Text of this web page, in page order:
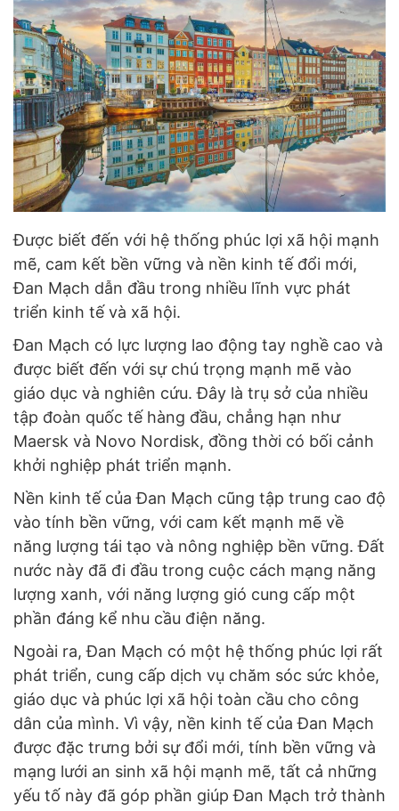
Được biết đến với hệ thống phúc lợi xã hội mạnh
mẽ, cam kết bền vững và nền kinh tế đổi mới,
Đan Mạch dẫn đầu trong nhiều lĩnh vực phát
triển kinh tế và xã hội.
Đan Mạch có lực lượng lao động tay nghề cao và
được biết đến với sự chú trọng mạnh mẽ vào
giáo dục và nghiên cứu. Đây là trụ sở của nhiều
tập đoàn quốc tế hàng đầu, chẳng hạn như
Maersk và Novo Nordisk, đồng thời có bối cảnh
khởi nghiệp phát triển mạnh.
Nền kinh tế của Đan Mạch cũng tập trung cao độ
vào tính bền vững, với cam kết mạnh mẽ về
năng lượng tái tạo và nông nghiệp bền vững. Đất
nước này đã đi đầu trong cuộc cách mạng năng
lượng xanh, với năng lượng gió cung cấp một
phần đáng kể nhu cầu điện năng.
Ngoài ra, Đan Mạch có một hệ thống phúc lợi rất
phát triển, cung cấp dịch vụ chăm sóc sức khỏe,
giáo dục và phúc lợi xã hội toàn cầu cho công
dân của mình. Vì vậy, nền kinh tế của Đan Mạch
được đặc trưng bởi sự đổi mới, tính bền vững và
mạng lưới an sinh xã hội mạnh mẽ, tất cả những
yếu tố này đã góp phần giúp Đan Mạch trở thành